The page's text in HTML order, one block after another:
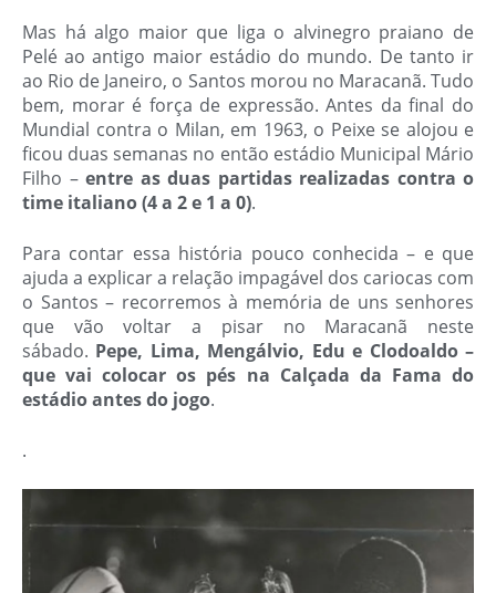
Mas há algo maior que liga o alvinegro praiano de
Pelé ao antigo maior estádio do mundo. De tanto ir
ao Rio de Janeiro, o Santos morou no Maracanã. Tudo
bem, morar é força de expressão. Antes da final do
Mundial contra o Milan, em 1963, o Peixe se alojou e
ficou duas semanas no então estádio Municipal Mário
Filho – entre as duas partidas realizadas contra o
time italiano (4 a 2 e 1 a 0).
Para contar essa história pouco conhecida – e que
ajuda a explicar a relação impagável dos cariocas com
o Santos – recorremos à memória de uns senhores
que vão voltar a pisar no Maracanã neste
sábado. Pepe, Lima, Mengálvio, Edu e Clodoaldo –
que vai colocar os pés na Calçada da Fama do
estádio antes do jogo.
.